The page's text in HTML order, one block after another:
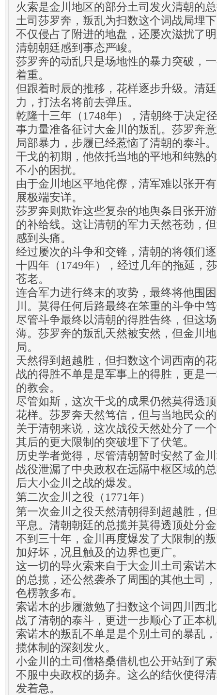
火索是金川地区的部分土司发火清朝的
土司莎罗奔，叛乱为扫数这个词战局埋
不仅侵占了附进的地盘，还屡次滋扰了
清朝朝廷感到事态严峻。
莎罗奔的动乱只是场地性的暴力突破，
着重。
但跟着时辰的推移，花样逐步升级。清
力，打法名将前去弹压。
乾隆十三年（1748年），清朝终于决定
事力量准备征讨大金川的叛乱。莎罗奔
局部暴力，步履已经惹恼了清朝的泰斗。
干戈的初期，他依托当地的平地和纯熟
不小的困扰。
由于金川地区平地侘傺，清军难以张开
展极端安详。
莎罗奔则欺诈这些复杂的地舆条目张开
的补给线。这让清朝的军力天然苍劲，
感到头痛。
经过屡次的斗争和交锋，清朝的将领们
十四年（1749年），经过几年的拖延，
苍老。
连合军力进行终末的攻势，最终将他围
川。莫得任何后路最终在笨重的斗争中
尽管斗争最终以清朝的得胜告终，但这
薄。莎罗奔的叛乱天然被安然，但金川
局。
天然得到超越胜，但扫数这个词西南的
战的得胜不单是是军事上的得胜，更是
的教会。
尽管如斯，这次干戈的成果仍然莫得透
花样。莎罗奔天然笃信，但与当地民众
关于清朝来说，这次战役天然处分了一
其后的更大限制的突破埋下了伏笔。
历史学者觉得，尽管清朝暂时安然了金
战役泄漏了中央政权在远隔中枢区域的
后大小金川之战的爆发。
第二次金川之役（1771年）
第一次金川之役天然清朝得到超越胜，
平息。清朝朝廷的总揽并莫得透顶处分
不到三十年，金川再度爆发了大限制的
加好坏，况且触及的边界也更广。
这一切的导火索来自于大金川土司索诺
的总揽，还公然袭杀了周围的其他土司
色楞敦多布。
索诺木的步履激勉了扫数这个词四川西
战了清朝的泰斗，更进一步顺心了正本
索诺木的叛乱不单是是个别土司的暴乱
揽体制的深刻发火。
小金川的土司僧格桑借机也公开站到了
不服中央政权的扬弃。这么的结伙使得
发着急。